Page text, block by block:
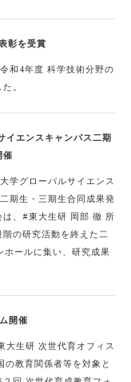
彰を受賞
和4年度 科学技術分野の
。
イエンスキャンパス二期
催
学グローバルサイエンス
期生・三期生合同成果発
は、#東大生研 岡部 徹 所
の研究活動を終えた二
ホールに集い、研究成果
開催
大生研 次世代育オフィス
の教育関係者等を対象と